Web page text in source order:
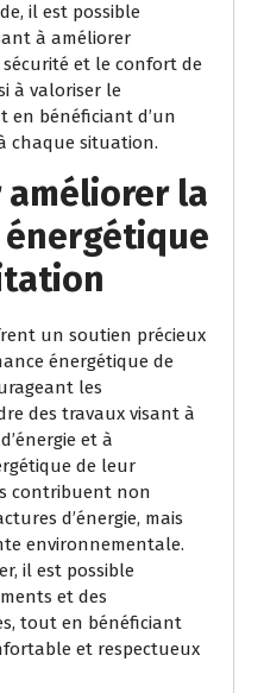
il est possible
à améliorer
sécurité et le confort de
à valoriser le
en bénéficiant d’un
chaque situation.
la
un soutien précieux
énergétique de
les
des travaux visant à
et à
de leur
contribuent non
d’énergie, mais
environnementale.
il est possible
et des
tout en bénéficiant
et respectueux